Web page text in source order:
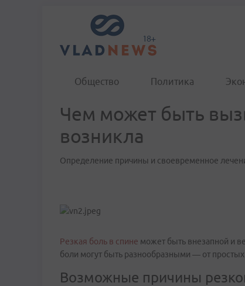
Общество Политика
Чем может быть
возникла
Определение причины и своевременное
Резкая боль в спине может быть внезапной и
боли могут быть разнообразными — от
Возможные причины